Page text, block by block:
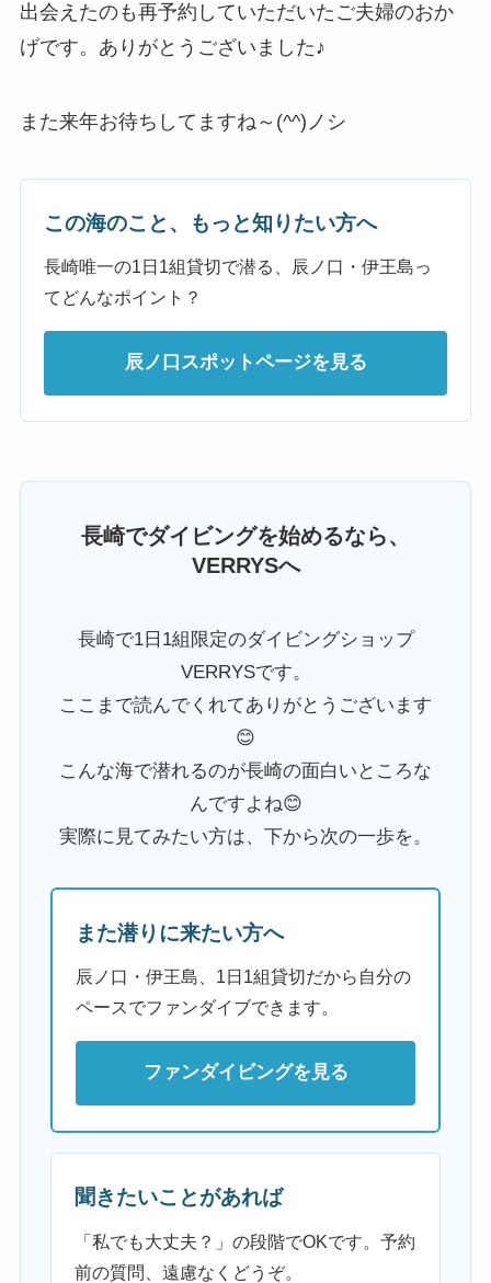
出会えたのも再予約していただいたご夫婦のおか
げです。ありがとうございました♪
また来年お待ちしてますね～(^^)ノシ
この海のこと、もっと知りたい方へ
長崎唯一の1日1組貸切で潜る、辰ノ口・伊王島っ
てどんなポイント？
辰ノ口スポットページを見る
長崎でダイビングを始めるなら、
VERRYSへ
長崎で1日1組限定のダイビングショップ
VERRYSです。
ここまで読んでくれてありがとうございます
😊
こんな海で潜れるのが長崎の面白いところな
んですよね😊
実際に見てみたい方は、下から次の一歩を。
また潜りに来たい方へ
辰ノ口・伊王島、1日1組貸切だから自分の
ペースでファンダイブできます。
ファンダイビングを見る
聞きたいことがあれば
「私でも大丈夫？」の段階でOKです。予約
前の質問、遠慮なくどうぞ。